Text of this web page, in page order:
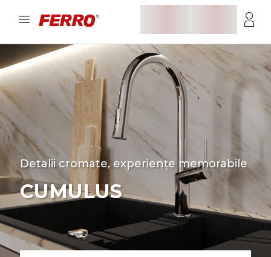
Detalii cromate, experiențe memorabile
CUMULUS